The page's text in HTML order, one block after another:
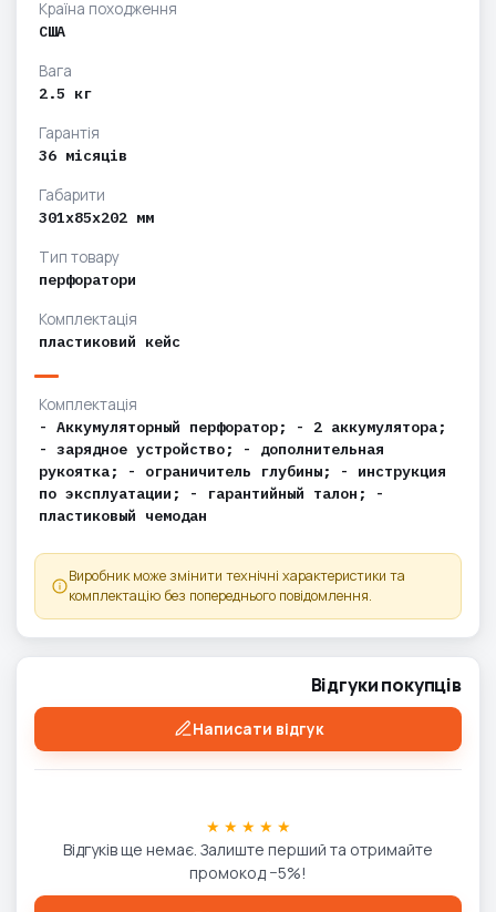
Країна походження
США
Вага
2.5 кг
Гарантія
36 місяців
Габарити
301х85х202 мм
Тип товару
перфоратори
Комплектація
пластиковий кейс
Комплектація
- Аккумуляторный перфоратор; - 2 аккумулятора;
- зарядное устройство; - дополнительная
рукоятка; - ограничитель глубины; - инструкция
по эксплуатации; - гарантийный талон; -
пластиковый чемодан
Виробник може змінити технічні характеристики та
комплектацію без попереднього повідомлення.
Відгуки покупців
Написати відгук
★ ★ ★ ★ ★
Відгуків ще немає. Залиште перший та отримайте
промокод −5%!